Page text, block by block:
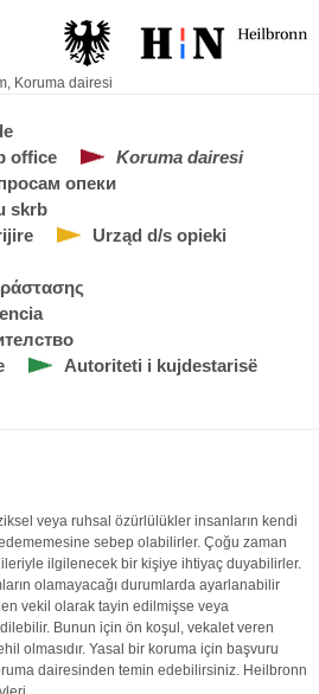
, Koruma dairesi
office
Koruma dairesi
опеки
skrb
Urząd d/s opieki
Autoriteti i kujdestarisë
veya ruhsal özürlülükler insanların kendi
sebep olabilirler. Çoğu zaman
ilgilenecek bir kişiye ihtiyaç duyabilirler.
olamayacağı durumlarda ayarlanabilir
vekil olarak tayin edilmişse veya
Bunun için ön koşul, vekalet veren
olmasıdır. Yasal bir koruma için başvuru
dairesinden temin edebilirsiniz. Heilbronn